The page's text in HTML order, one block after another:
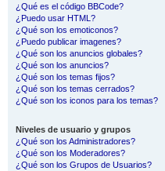
¿Qué es el código BBCode?
¿Puedo usar HTML?
¿Qué son los emoticonos?
¿Puedo publicar imagenes?
¿Qué son los anuncios globales?
¿Qué son los anuncios?
¿Qué son los temas fijos?
¿Qué son los temas cerrados?
¿Qué son los iconos para los temas?
Niveles de usuario y grupos
¿Qué son los Administradores?
¿Qué son los Moderadores?
¿Qué son los Grupos de Usuarios?